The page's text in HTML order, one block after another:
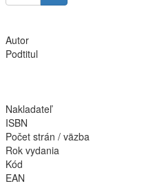
Autor
Podtitul
Nakladateľ
ISBN
Počet strán / väzba
Rok vydania
Kód
EAN